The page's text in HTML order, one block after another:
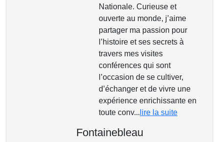
Nationale. Curieuse et
ouverte au monde, j’aime
partager ma passion pour
l’histoire et ses secrets à
travers mes visites
conférences qui sont
l’occasion de se cultiver,
d’échanger et de vivre une
expérience enrichissante en
toute conv... lire la suite
Fontainebleau